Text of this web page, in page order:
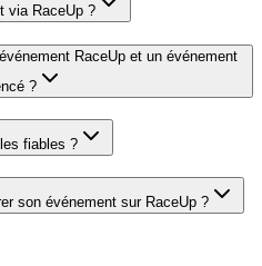
via RaceUp ?
RaceUp et un événement
?
fiables ?
son événement sur RaceUp ?